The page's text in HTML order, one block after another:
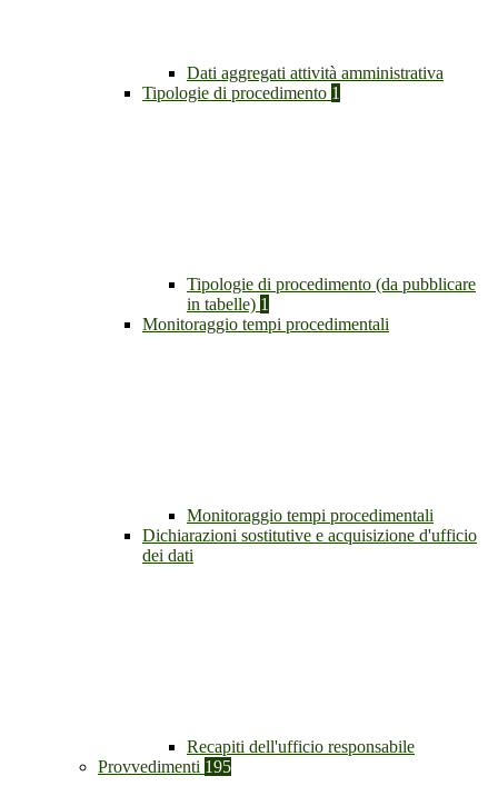
Dati aggregati attività amministrativa
Tipologie di procedimento 1
Tipologie di procedimento (da pubblicare
in tabelle) 1
Monitoraggio tempi procedimentali
Monitoraggio tempi procedimentali
Dichiarazioni sostitutive e acquisizione d'ufficio
dei dati
Recapiti dell'ufficio responsabile
Provvedimenti 195